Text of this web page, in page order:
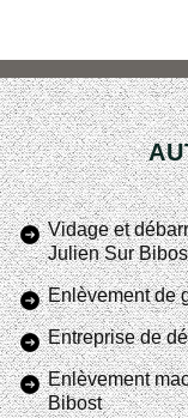
Vidage et
Julien Sur
Enlèvement de
Entreprise de
Enlèvement
Bibost